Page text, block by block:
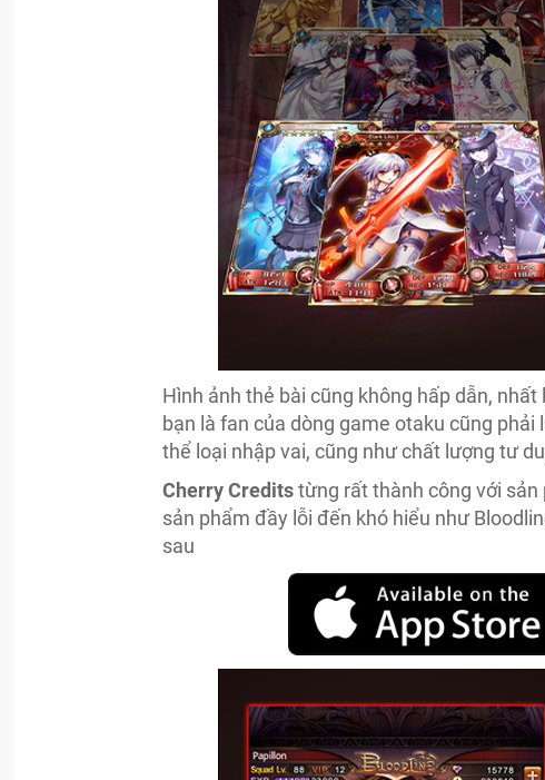
Hình ảnh thẻ bài cũng không hấp dẫn,
bạn là fan của dòng game otaku cũng
thể loại nhập vai, cũng như chất lượng tư
Cherry Creditstừng rất thành công với
sản phẩm đầy lỗi đến khó hiểu như
sau